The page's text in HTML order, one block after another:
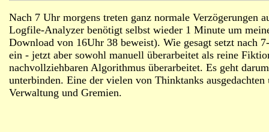
Nach 7 Uhr morgens treten ganz normale
Logfile-Analyzer benötigt selbst wieder 1 Minute um
Download von 16Uhr 38 beweist). Wie gesagt setzt nach
ein - jetzt aber sowohl manuell überarbeitet als reine
nachvollziehbaren Algorithmus überarbeitet. Es geht
unterbinden. Eine der vielen von Thinktanks
Verwaltung und Gremien.